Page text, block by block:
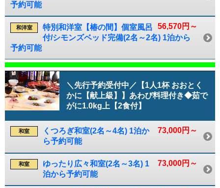
予約可能
56,570円～
和洋室
特別和洋室【椿の間】個室風呂
付/シモンズベッド完備(2名～2名) 1泊から
予約可能
＼先行予約受付中／【1人1杯 おおとく
かに【献上級】】あわび料理付き◆茹で
がに1.0kg上【2食付】
73,000円～
和室
くつろぎ和室(2名～4名) 1泊か
ら予約可能
73,000円～
和室
ゆったり広々和室(2名～3名) 1
泊から予約可能